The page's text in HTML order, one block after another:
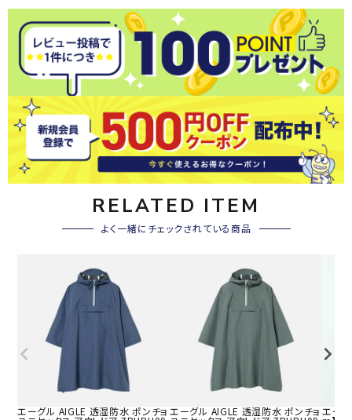
RELATED ITEM
よく一緒にチェックされている商品
エーグル AIGLE 透湿防水 ポンチョ エーグル AIGLE 透湿防水 ポンチョ エー